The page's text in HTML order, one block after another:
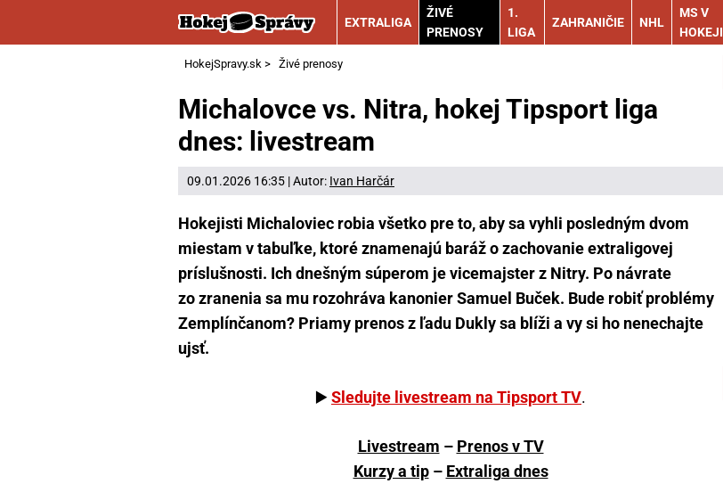
EXTRALIGA
ŽIVÉ
PRENOSY
1.
LIGA
ZAHRANIČIE NHL
MS V
HOKEJI
HokejSpravy.sk > Živé prenosy
Michalovce vs. Nitra, hokej Tipsport liga
dnes: livestream
09.01.2026 16:35 | Autor: Ivan Harčár
Hokejisti Michaloviec robia všetko pre to, aby sa vyhli posledným dvom
miestam v tabuľke, ktoré znamenajú baráž o zachovanie extraligovej
príslušnosti. Ich dnešným súperom je vicemajster z Nitry. Po návrate
zo zranenia sa mu rozohráva kanonier Samuel Buček. Bude robiť problémy
Zemplínčanom? Priamy prenos z ľadu Dukly sa blíži a vy si ho nenechajte
ujsť.
▶️Sledujte livestream na Tipsport TV.
Livestream – Prenos v TV
Kurzy a tip– Extraliga dnes